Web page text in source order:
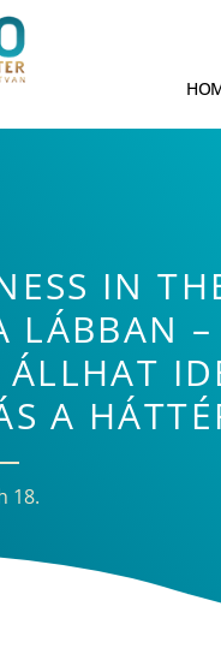
IN
LÁBBAN –
ÁLLHAT
A
18.